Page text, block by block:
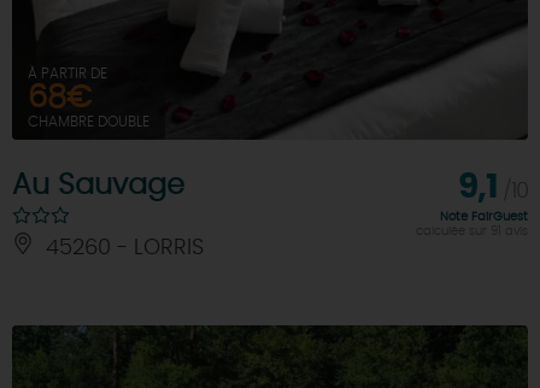
À PARTIR DE
68€
CHAMBRE DOUBLE
Au Sauvage
45260 - LORRIS
9,1
Note FairGuest
calculée sur 91 avis